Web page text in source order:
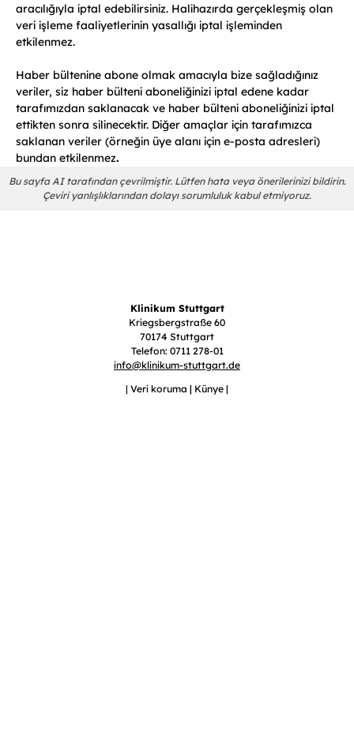
aracılığıyla iptal edebilirsiniz. Halihazırda gerçekleşmiş olan
veri işleme faaliyetlerinin yasallığı iptal işleminden
etkilenmez.
Haber bültenine abone olmak amacıyla bize sağladığınız
veriler, siz haber bülteni aboneliğinizi iptal edene kadar
tarafımızdan saklanacak ve haber bülteni aboneliğinizi iptal
ettikten sonra silinecektir. Diğer amaçlar için tarafımızca
saklanan veriler (örneğin üye alanı için e-posta adresleri)
bundan etkilenmez.
Bu sayfa AI tarafından çevrilmiştir. Lütfen hata veya önerilerinizi bildirin.
Çeviri yanlışlıklarından dolayı sorumluluk kabul etmiyoruz.
Klinikum Stuttgart
Kriegsbergstraße 60
70174 Stuttgart
Telefon: 0711 278-01
info@klinikum-stuttgart.de
Veri koruma
Künye